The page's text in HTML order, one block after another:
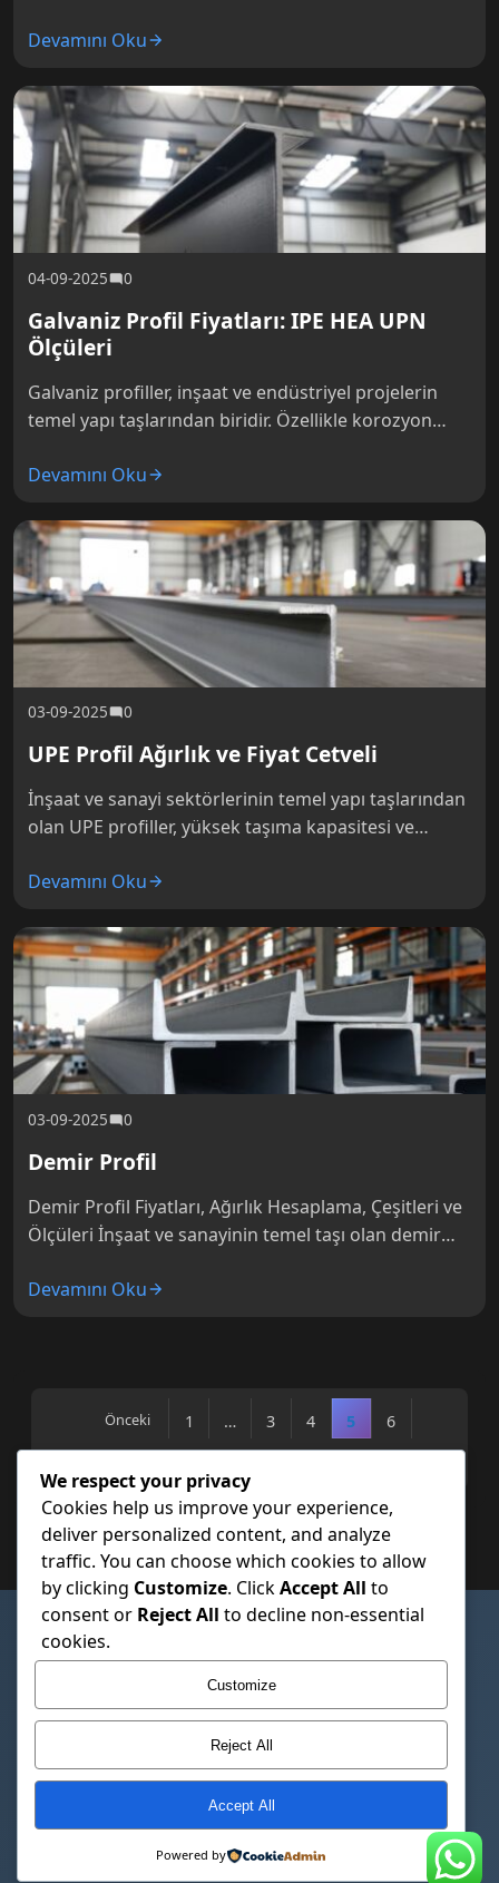
arasında geniş başlıkları…
Devamını Oku
04-09-2025 0
Galvaniz Profil Fiyatları: IPE HEA UPN
Ölçüleri
Galvaniz profiller, inşaat ve endüstriyel projelerin
temel yapı taşlarından biridir. Özellikle korozyon
sayesinde dış mekan uygulamalarında ve nemli
Devamını Oku
03-09-2025 0
UPE Profil Ağırlık ve Fiyat Cetveli
İnşaat ve sanayi sektörlerinin temel yapı taşlarından
olan UPE profiller, yüksek taşıma kapasitesi ve
mühendislik kolaylığı sağlar. Özellikle çelik
Devamını Oku
03-09-2025 0
Demir Profil
Demir Profil Fiyatları, Ağırlık Hesaplama, Çeşitleri ve
Ölçüleri İnşaat ve sanayinin temel taşı olan demir
imalatına, en basit raf sistemlerinden…
Devamını Oku
Önceki 1 … 3 4 5 6
SAYFALAR
Çerez Politikası
Gizlilik Politikası
Hakkımızda
© 2026 Trapez Sac Fiyatlari – Trapezsacfiyatlari.com.tr. Tüm hakları
We respect your privacy
Cookies help us improve your experience,
deliver personalized content, and analyze
traffic. You can choose which cookies to allow
by clicking Customize. ClickAccept All to
consent or Reject All to decline non-essential
cookies.
Customize
Reject All
Accept All
Powered by